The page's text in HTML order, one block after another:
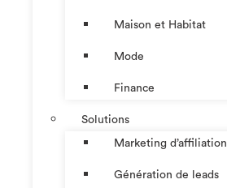
Maison et Habitat
Mode
Finance
Solutions
Marketing d’affiliation
Génération de leads